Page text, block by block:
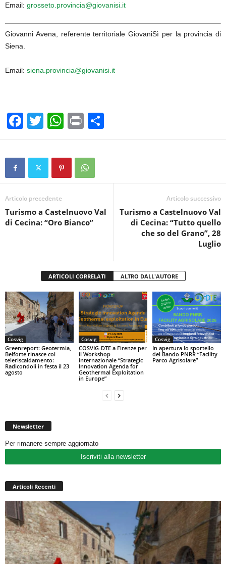
Email: grosseto.provincia@giovanisi.it
Giovanni Avena, referente territoriale GiovaniSì per la provincia di
Siena.
Email: siena.provincia@giovanisi.it
F
a
c
b
o
o
T
wi
tt
W
h
at
s
A
p
Pr
in
t
o
vi
Articolo precedente
Turismo a Castelnuovo Val
di Cecina: “Oro Bianco”
Articolo successivo
Turismo a Castelnuovo Val
di Cecina: “Tutto quello
che so del Grano”, 28
Luglio
ARTICOLI CORRELATI ALTRO DALL'AUTORE
Cosvig
Greenreport: Geotermia,
Belforte rinasce col
teleriscaldamento:
Radicondoli in festa il 23
agosto
Cosvig
COSVIG-DTE a Firenze per
il Workshop
internazionale “Strategic
Innovation Agenda for
Geothermal Exploitation
in Europe”
Cosvig
In apertura lo sportello
del Bando PNRR “Facility
Parco Agrisolare”
Newsletter
Per rimanere sempre aggiornato
Iscriviti alla newsletter
Articoli Recenti